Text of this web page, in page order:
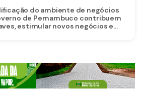
do ambiente de negócios
de Pernambuco contribuem
estimular novos negócios e...